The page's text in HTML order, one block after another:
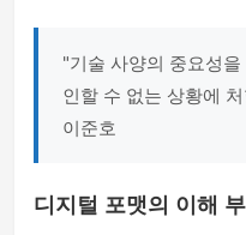
"기술 사양의 중요성
인할 수 없는 상황에
이준호
디지털 포맷의 이해